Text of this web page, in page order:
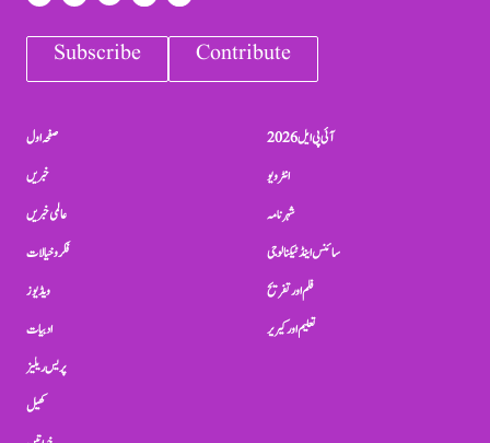
Subscribe Contribute
صفحہ اول
خبریں
عالمی خبریں
فکر و خیالات
ویڈیوز
ادبیات
پریس ریلیز
کھیل
آئی پی ایل 2026
انٹرویو
شہرنامہ
سائنس اینڈ ٹیکنالوجی
فلم اور تفریح
تعلیم اور کیریر